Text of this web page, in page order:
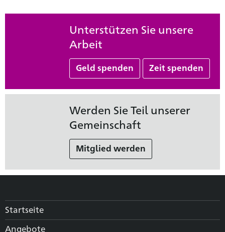
Unterstützen Sie unsere
Arbeit
Geld spenden Zeit spenden
Werden Sie Teil unserer
Gemeinschaft
Mitglied werden
Startseite
Angebote